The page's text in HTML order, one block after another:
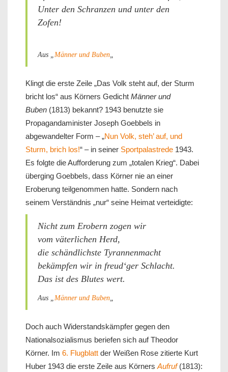
Unter den Schranzen und unter den
Zofen!
Aus „Männer und Buben„
Klingt die erste Zeile „Das Volk steht auf, der Sturm
bricht los“ aus Körners Gedicht Männer und
Buben (1813) bekannt? 1943 benutzte sie
Propagandaminister Joseph Goebbels in
abgewandelter Form – „Nun Volk, steh’ auf, und
Sturm, brich los!“ – in seiner Sportpalastrede 1943.
Es folgte die Aufforderung zum „totalen Krieg“. Dabei
überging Goebbels, dass Körner nie an einer
Eroberung teilgenommen hatte. Sondern nach
seinem Verständnis „nur“ seine Heimat verteidigte:
Nicht zum Erobern zogen wir
vom väterlichen Herd,
die schändlichste Tyrannenmacht
bekämpfen wir in freud‘ger Schlacht.
Das ist des Blutes wert.
Aus „Männer und Buben„
Doch auch Widerstandskämpfer gegen den
Nationalsozialismus beriefen sich auf Theodor
Körner. Im 6. Flugblatt der Weißen Rose zitierte Kurt
Huber 1943 die erste Zeile aus Körners Aufruf (1813):